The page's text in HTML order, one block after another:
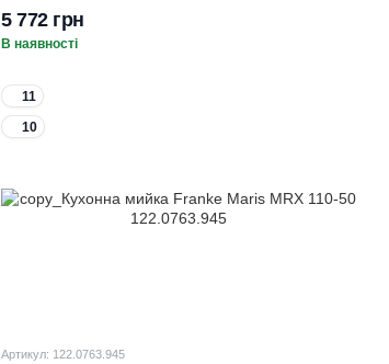
5 772 грн
В наявності
11
10
Артикул: 122.0763.945